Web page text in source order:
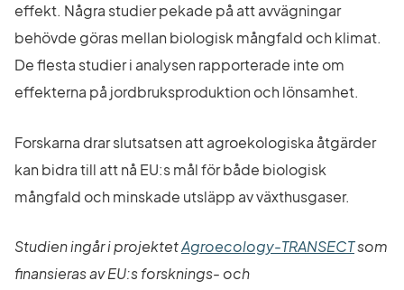
effekt. Några studier pekade på att avvägningar
behövde göras mellan biologisk mångfald och klimat.
De flesta studier i analysen rapporterade inte om
effekterna på jordbruksproduktion och lönsamhet.
Forskarna drar slutsatsen att agroekologiska åtgärder
kan bidra till att nå EU:s mål för både biologisk
mångfald och minskade utsläpp av växthusgaser.
Studien ingår i projektet Agroecology-TRANSECTLänk
som
finansieras av EU:s forsknings- och